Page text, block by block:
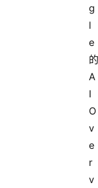
g
l
e
的
A
I
O
v
e
r
v